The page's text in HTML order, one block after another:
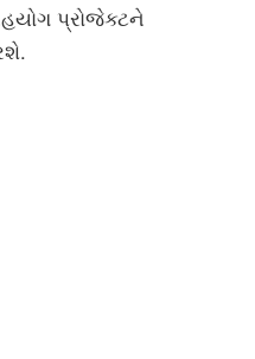
પ્રોજેક્ટને